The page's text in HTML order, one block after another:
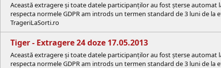
Această extragere și toate datele participanților au fost șterse
respecta normele GDPR am introds un termen standard de 3 luni de
TrageriLaSorti.ro
Tiger - Extragere 24 doze 17.05.2013
Această extragere și toate datele participanților au fost șterse
respecta normele GDPR am introds un termen standard de 3 luni de